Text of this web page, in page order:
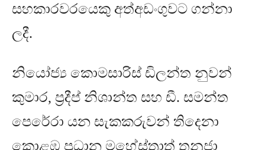
සහකාරවරයෙකු අත්අඩංගුවට ගන්නා
ලදී.
නියෝජ්‍ය කොමසාරිස් ඩිලන්ත නුවන්
කුමාර, ප්‍රදීප් නිශාන්ත සහ ඩී. සමන්ත
පෙරේරා යන සැකකරුවන් තිදෙනා
කොළඹ ප්‍රධාන මහේස්ත්‍රාත් තනුජා